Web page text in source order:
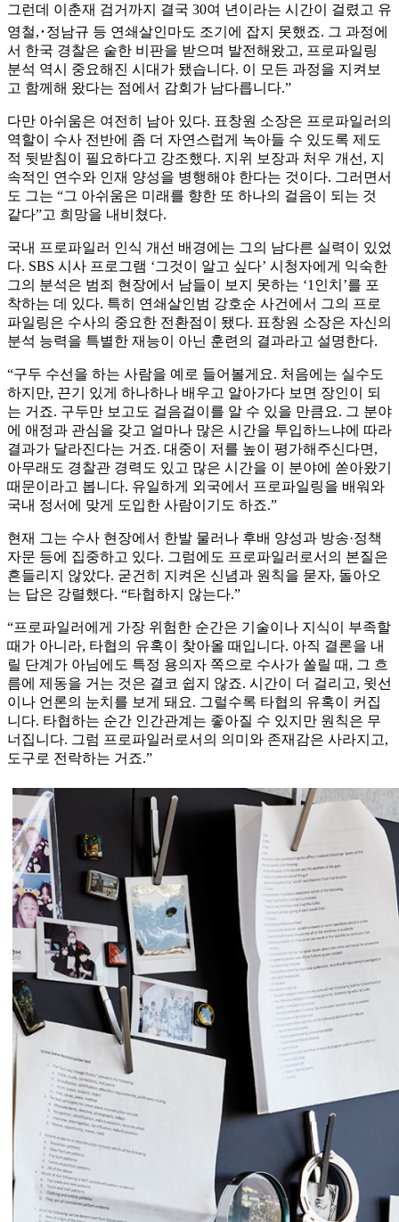
그런데 이춘재 검거까지 결국 30여 년이라는 시간이 걸렸고 유
영철,･정남규 등 연쇄살인마도 조기에 잡지 못했죠. 그 과정에
서 한국 경찰은 숱한 비판을 받으며 발전해왔고, 프로파일링
분석 역시 중요해진 시대가 됐습니다. 이 모든 과정을 지켜보
고 함께해 왔다는 점에서 감회가 남다릅니다.”
다만 아쉬움은 여전히 남아 있다. 표창원 소장은 프로파일러의
역할이 수사 전반에 좀 더 자연스럽게 녹아들 수 있도록 제도
적 뒷받침이 필요하다고 강조했다. 지위 보장과 처우 개선, 지
속적인 연수와 인재 양성을 병행해야 한다는 것이다. 그러면서
도 그는 “그 아쉬움은 미래를 향한 또 하나의 걸음이 되는 것
같다”고 희망을 내비쳤다.
국내 프로파일러 인식 개선 배경에는 그의 남다른 실력이 있었
다. SBS 시사 프로그램 ‘그것이 알고 싶다’ 시청자에게 익숙한
그의 분석은 범죄 현장에서 남들이 보지 못하는 ‘1인치’를 포
착하는 데 있다. 특히 연쇄살인범 강호순 사건에서 그의 프로
파일링은 수사의 중요한 전환점이 됐다. 표창원 소장은 자신의
분석 능력을 특별한 재능이 아닌 훈련의 결과라고 설명한다.
“구두 수선을 하는 사람을 예로 들어볼게요. 처음에는 실수도
하지만, 끈기 있게 하나하나 배우고 알아가다 보면 장인이 되
는 거죠. 구두만 보고도 걸음걸이를 알 수 있을 만큼요. 그 분야
에 애정과 관심을 갖고 얼마나 많은 시간을 투입하느냐에 따라
결과가 달라진다는 거죠. 대중이 저를 높이 평가해주신다면,
아무래도 경찰관 경력도 있고 많은 시간을 이 분야에 쏟아왔기
때문이라고 봅니다. 유일하게 외국에서 프로파일링을 배워와
국내 정서에 맞게 도입한 사람이기도 하죠.”
현재 그는 수사 현장에서 한발 물러나 후배 양성과 방송·정책
자문 등에 집중하고 있다. 그럼에도 프로파일러로서의 본질은
흔들리지 않았다. 굳건히 지켜온 신념과 원칙을 묻자, 돌아오
는 답은 강렬했다. “타협하지 않는다.”
“프로파일러에게 가장 위험한 순간은 기술이나 지식이 부족할
때가 아니라, 타협의 유혹이 찾아올 때입니다. 아직 결론을 내
릴 단계가 아님에도 특정 용의자 쪽으로 수사가 쏠릴 때, 그 흐
름에 제동을 거는 것은 결코 쉽지 않죠. 시간이 더 걸리고, 윗선
이나 언론의 눈치를 보게 돼요. 그럴수록 타협의 유혹이 커집
니다. 타협하는 순간 인간관계는 좋아질 수 있지만 원칙은 무
너집니다. 그럼 프로파일러로서의 의미와 존재감은 사라지고,
도구로 전락하는 거죠.”